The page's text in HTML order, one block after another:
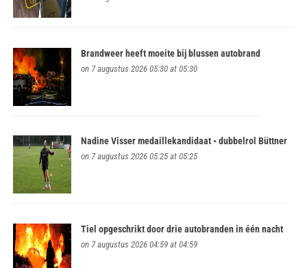
Brandweer heeft moeite bij blussen autobrand
on 7 augustus 2026 05:30 at 05:30
Nadine Visser medaillekandidaat • dubbelrol Büttner
on 7 augustus 2026 05:25 at 05:25
Tiel opgeschrikt door drie autobranden in één nacht
on 7 augustus 2026 04:59 at 04:59